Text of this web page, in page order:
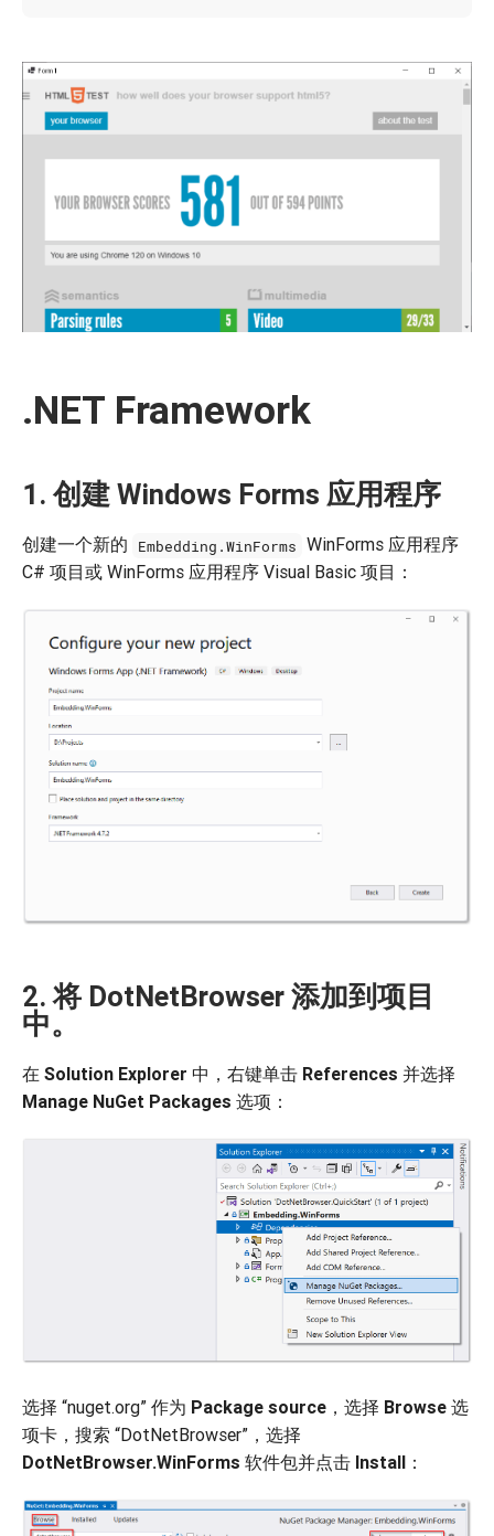
.NET Framework
1. 创建 Windows Forms 应用程序
创建一个新的 Embedding.WinForms WinForms 应用程序
C# 项目或 WinForms 应用程序 Visual Basic 项目：
2. 将 DotNetBrowser 添加到项目
中。
在 Solution Explorer 中，右键单击 References 并选择
Manage NuGet Packages 选项：
选择 “nuget.org” 作为 Package source ，选择 Browse 选
项卡，搜索 “DotNetBrowser”，选择
DotNetBrowser.WinForms 软件包并点击 Install ：